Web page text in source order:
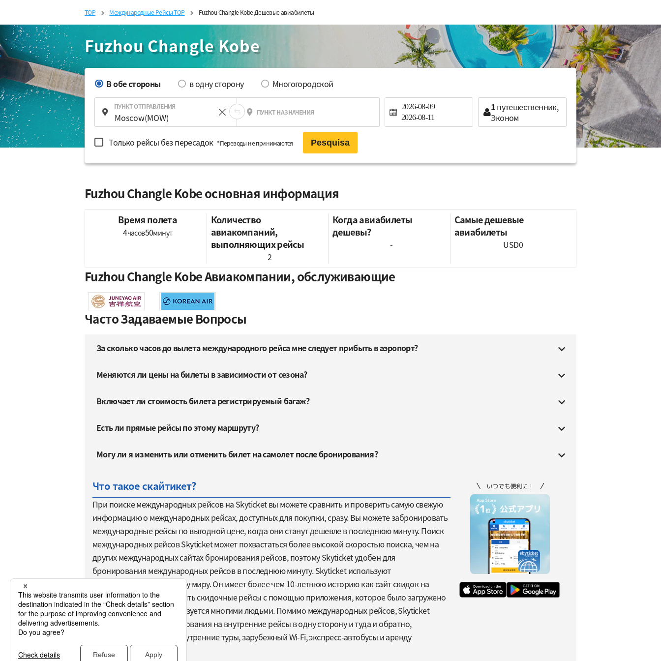
TOP Международные Рейсы TOP Fuzhou Changle Kobe Дешевые авиабилеты
Fuzhou Changle Kobe
В обе стороны в одну сторону Многогородской
ПУНКТ ОТПРАВЛЕНИЯ
ПУНКТ НАЗНАЧЕНИЯ
2026-08-09
2026-08-11
1путешественник,
Эконом
Только рейсы без пересадок *Переводы не принимаются Pesquisa
Fuzhou Changle Kobe основная информация
Время полета
4часов50минут
Количество
авиакомпаний,
выполняющих рейсы
2
Когда авиабилеты
дешевы?
-
Самые дешевые
авиабилеты
USD0
Fuzhou Changle Kobe Авиакомпании, обслуживающие
Часто Задаваемые Вопросы
За сколько часов до вылета международного рейса мне следует прибыть в аэропорт?
Меняются ли цены на билеты в зависимости от сезона?
Включает ли стоимость билета регистрируемый багаж?
Есть ли прямые рейсы по этому маршруту?
Могу ли я изменить или отменить билет на самолет после бронирования?
Что такое скайтикет?
При поиске международных рейсов на Skyticket вы можете сравнить и проверить самую свежую
информацию о международных рейсах, доступных для покупки, сразу. Вы можете забронировать
международные рейсы по выгодной цене, когда они станут дешевле в последнюю минуту. Поиск
международных рейсов Skyticket может похвастаться более высокой скоростью поиска, чем на
других международных сайтах бронирования рейсов, поэтому Skyticket удобен для
бронирования международных рейсов в последнюю минуту. Skyticket используют
путешественники по всему миру. Он имеет более чем 10-летнюю историю как сайт скидок на
рейсы. Удобно бронировать скидочные рейсы с помощью приложения, которое было загружено
23 миллиона раз и используется многими людьми. Помимо международных рейсов, Skyticket
также принимает бронирования на внутренние рейсы в одну сторону и туда и обратно,
бронирование отелей, внутренние туры, зарубежный Wi-Fi, экспресс-автобусы и аренду
автомобилей.